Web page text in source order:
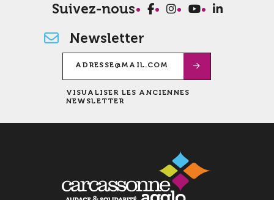
Suivez-nous
Newsletter
VISUALISER LES ANCIENNES
NEWSLETTER